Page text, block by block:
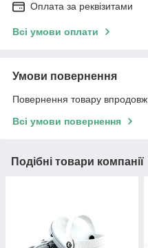
Оплата за реквізитами
Всі умови оплати
Умови повернення
Повернення товару
Всі умови повернення
Подібні товари компанії